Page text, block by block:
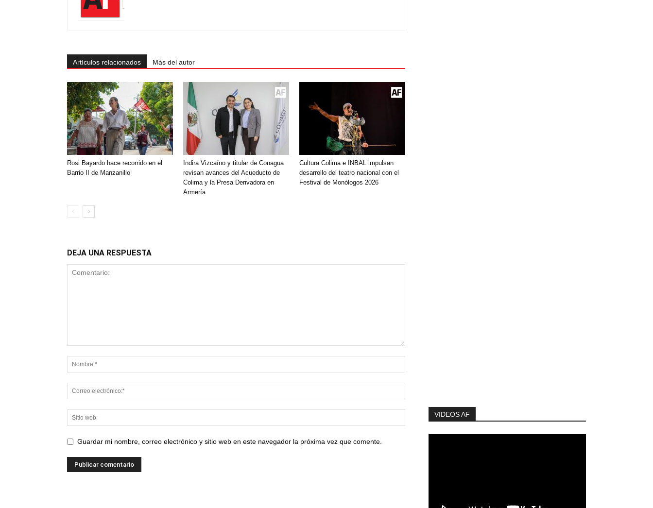
Artículos relacionados Más del autor
Rosi Bayardo hace recorrido en el
Barrio II de Manzanillo
Indira Vizcaíno y titular de Conagua
revisan avances del Acueducto de
Colima y la Presa Derivadora en
Armería
Cultura Colima e INBAL impulsan
desarrollo del teatro nacional con el
Festival de Monólogos 2026
DEJA UNA RESPUESTA
Guardar mi nombre, correo electrónico y sitio web en este navegador la próxima vez que comente.
VIDEOS AF